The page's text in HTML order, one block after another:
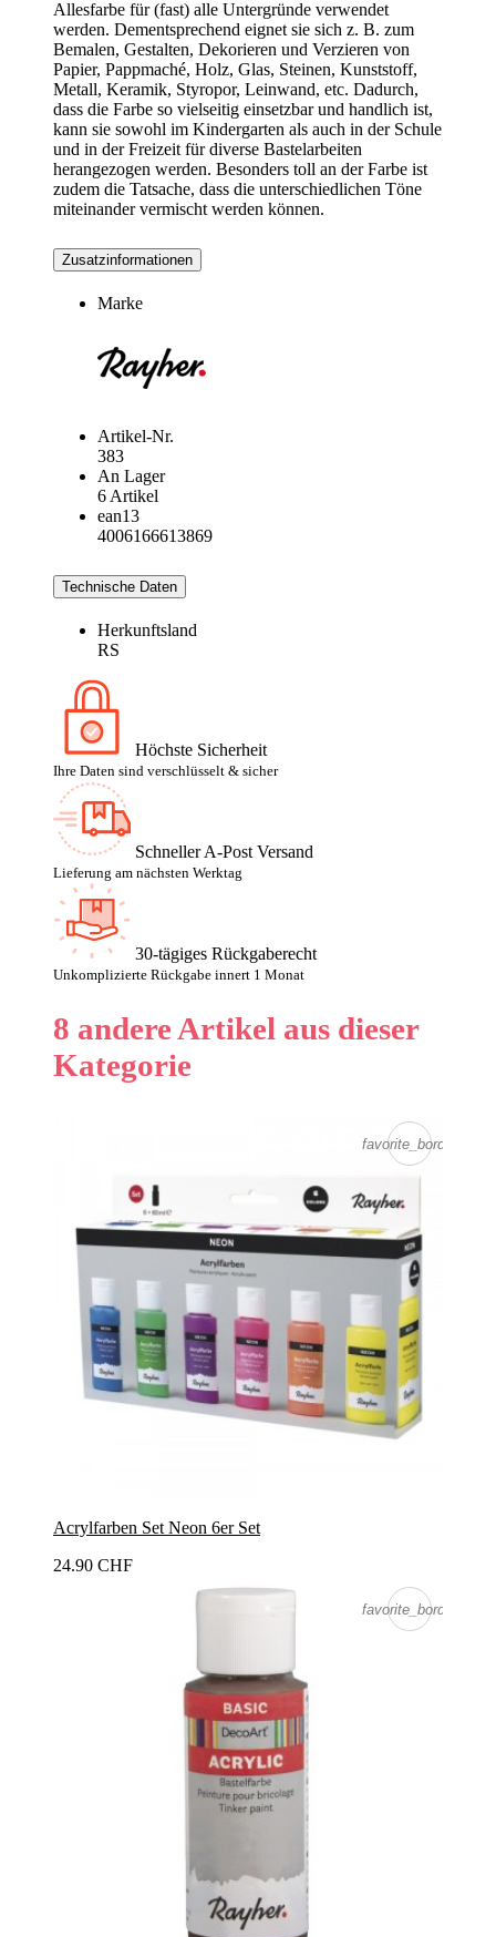
Allesfarbe für (fast) alle Untergründe verwendet
werden. Dementsprechend eignet sie sich z. B. zum
Bemalen, Gestalten, Dekorieren und Verzieren von
Papier, Pappmaché, Holz, Glas, Steinen, Kunststoff,
Metall, Keramik, Styropor, Leinwand, etc. Dadurch,
dass die Farbe so vielseitig einsetzbar und handlich ist,
kann sie sowohl im Kindergarten als auch in der Schule
und in der Freizeit für diverse Bastelarbeiten
herangezogen werden. Besonders toll an der Farbe ist
zudem die Tatsache, dass die unterschiedlichen Töne
miteinander vermischt werden können.
Zusatzinformationen
Marke
Artikel-Nr.
383
An Lager
6 Artikel
ean13
4006166613869
Technische Daten
Herkunftsland
RS
Höchste Sicherheit
Ihre Daten sind verschlüsselt & sicher
Schneller A-Post Versand
Lieferung am nächsten Werktag
30-tägiges Rückgaberecht
Unkomplizierte Rückgabe innert 1 Monat
8 andere Artikel aus dieser
Kategorie
favorite_border
Acrylfarben Set Neon 6er Set
24.90 CHF
favorite_border